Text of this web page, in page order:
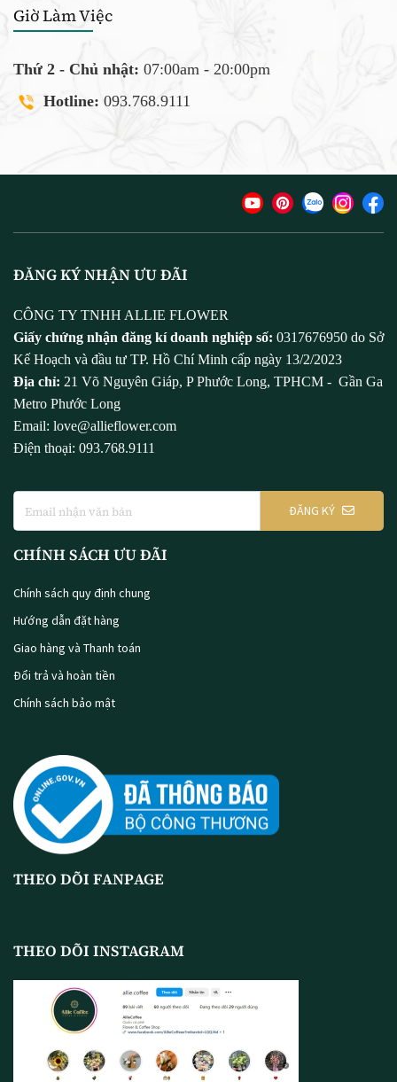
Giờ Làm Việc
Thứ 2 - Chủ nhật: 07:00am - 20:00pm
Hotline: 093.768.9111
ĐĂNG KÝ NHẬN ƯU ĐÃI
CÔNG TY TNHH ALLIE FLOWER
Giấy chứng nhận đăng kí doanh nghiệp số: 0317676950 do Sở
Kế Hoạch và đầu tư TP. Hồ Chí Minh cấp ngày 13/2/2023
Địa chỉ: 21 Võ Nguyên Giáp, P Phước Long, TPHCM - Gần Ga
Metro Phước Long
Email: love@allieflower.com
Điện thoại: 093.768.9111
ĐĂNG KÝ
CHÍNH SÁCH ƯU ĐÃI
Chính sách quy định chung
Hướng dẫn đặt hàng
Giao hàng và Thanh toán
Đổi trả và hoàn tiền
Chính sách bảo mật
THEO DÕI FANPAGE
THEO DÕI INSTAGRAM